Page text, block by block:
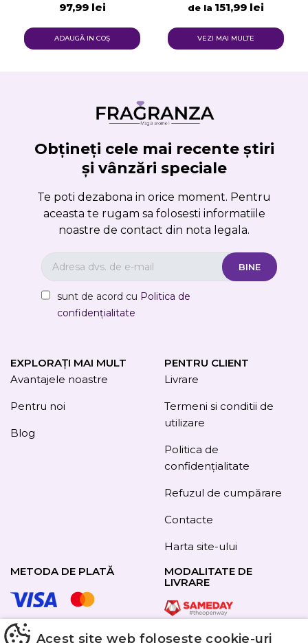
97,99 lei
ADAUGĂ IN COŞ
de la 151,99 lei
VEZI MAI MULTE
Obțineți cele mai recente știri
și vânzări speciale
Te poti dezabona in orice moment. Pentru
aceasta te rugam sa folosesti informatiile
noastre de contact din nota legala.
sunt de acord cu Politica de
confidențialitate
EXPLORAȚI MAI MULT
Avantajele noastre
Pentru noi
Blog
PENTRU CLIENT
Livrare
Termeni si conditii de
utilizare
Politica de
confidențialitate
Refuzul de cumpărare
Contacte
Harta site-ului
METODA DE PLATĂ
MODALITATE DE
LIVRARE
Acest site web folosește cookie-uri